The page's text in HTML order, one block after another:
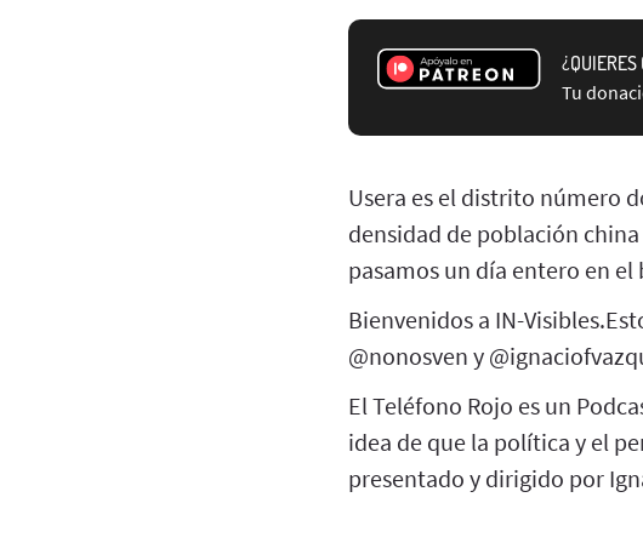
¿QUIERES
Tu
Usera es el distrito número
densidad de población
pasamos un día entero en
Bienvenidos a IN-
@nonosven y
El Teléfono Rojo es un
idea de que la política y el
presentado y dirigido por